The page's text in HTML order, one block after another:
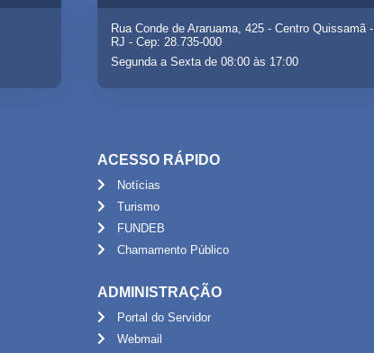
Rua Conde de Araruama, 425 - Centro Quissamã -
RJ - Cep: 28.735-000
Segunda a Sexta de 08:00 às 17:00
ACESSO RÁPIDO
Notícias
Turismo
FUNDEB
Chamamento Público
ADMINISTRAÇÃO
Portal do Servidor
Webmail